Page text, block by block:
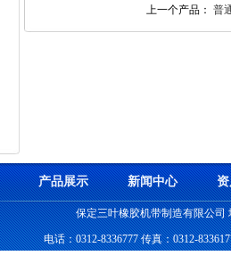
上一个产品： 普
产品展示 新闻中心
保定三叶橡胶机带制造有限公
电话：0312-8336777 传真：0312-